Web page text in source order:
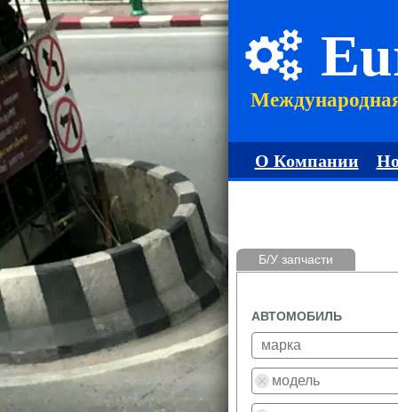
О Компании
Б/У запчасти
АВТОМОБИЛЬ